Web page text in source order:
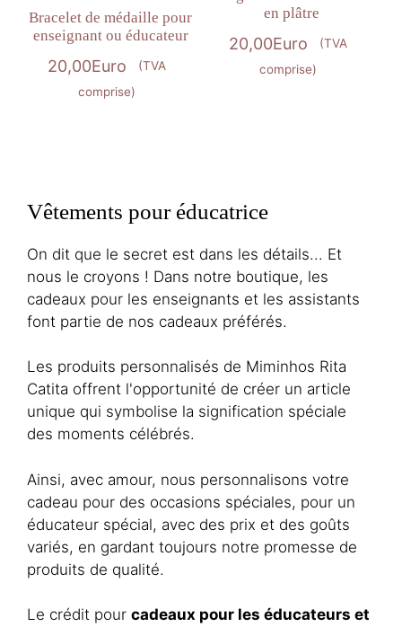
Bracelet de médaille pour
enseignant ou éducateur
20,00Euro
(TVA
comprise)
en plâtre
20,00Euro
(TVA
comprise)
Vêtements pour éducatrice
On dit que le secret est dans les détails... Et
nous le croyons ! Dans notre boutique, les
cadeaux pour les enseignants et les assistants
font partie de nos cadeaux préférés.
Les produits personnalisés de Miminhos Rita
Catita offrent l'opportunité de créer un article
unique qui symbolise la signification spéciale
des moments célébrés.
Ainsi, avec amour, nous personnalisons votre
cadeau pour des occasions spéciales, pour un
éducateur spécial, avec des prix et des goûts
variés, en gardant toujours notre promesse de
produits de qualité.
Le crédit pour cadeaux pour les éducateurs et